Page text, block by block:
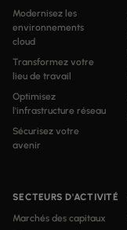
Modernisez les
environnements
cloud
Transformez votre
lieu de travail
Optimisez
l'infrastructure réseau
Sécurisez votre
avenir
SECTEURS D'ACTIVITÉ
Marchés des capitaux